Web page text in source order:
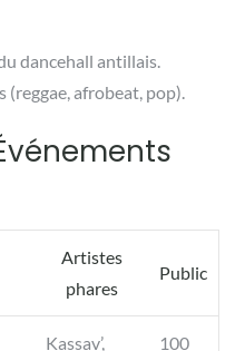
dancehall antillais.
(reggae, afrobeat, pop).
Artistes
phares
Public
Kassav’,
100